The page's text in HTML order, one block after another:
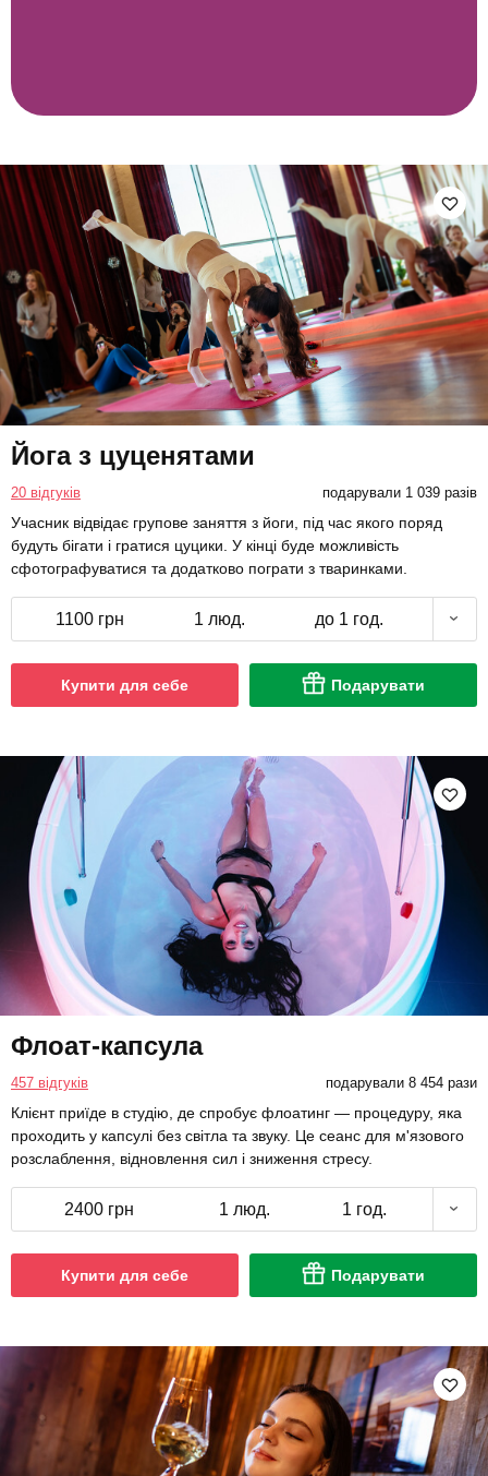
Йога з цуценятами
20 відгуків подарували 1 039 разів
Учасник відвідає групове заняття з йоги, під час якого поряд
будуть бігати і гратися цуцики. У кінці буде можливість
сфотографуватися та додатково пограти з тваринками.
1100 грн 1 люд. до 1 год.
Купити для себе Подарувати
Флоат-капсула
457 відгуків подарували 8 454 рази
Клієнт приїде в студію, де спробує флоатинг — процедуру, яка
проходить у капсулі без світла та звуку. Це сеанс для м'язового
розслаблення, відновлення сил і зниження стресу.
2400 грн 1 люд. 1 год.
Купити для себе Подарувати